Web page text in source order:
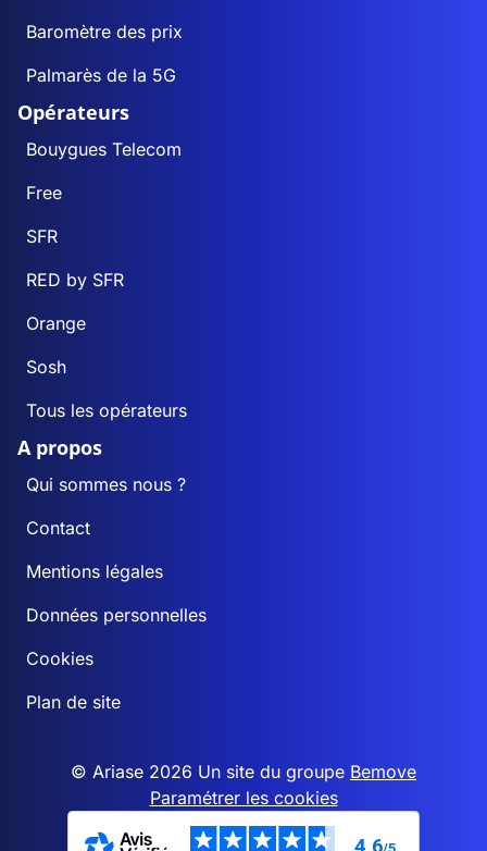
Baromètre des prix
Palmarès de la 5G
Opérateurs
Bouygues Telecom
Free
SFR
RED by SFR
Orange
Sosh
Tous les opérateurs
A propos
Qui sommes nous ?
Contact
Mentions légales
Données personnelles
Cookies
Plan de site
© Ariase 2026 Un site du groupe Bemove
Paramétrer les cookies